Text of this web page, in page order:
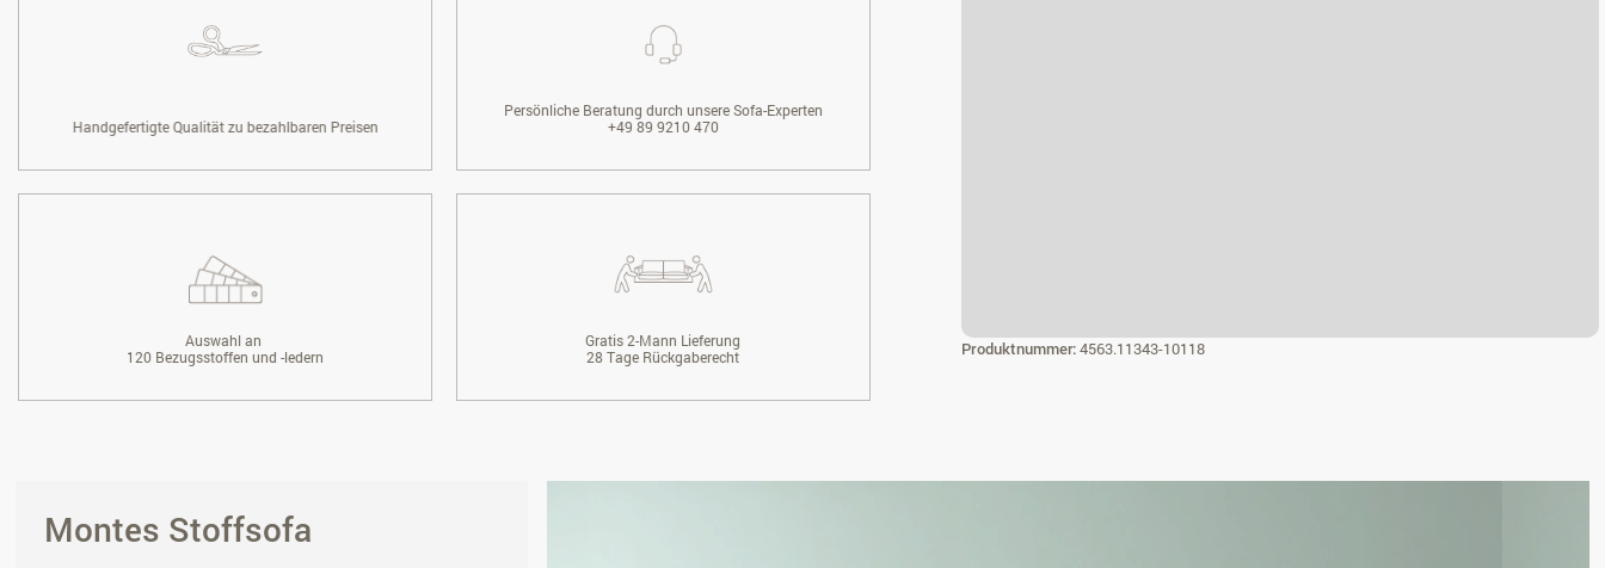
Produktnummer:4563.11343-10118
Handgefertigte Qualität zu bezahlbaren Preisen
Persönliche Beratung durch unsere Sofa-Experten
+49 89 9210 470
Auswahl an
120 Bezugsstoffen und -ledern
Gratis 2-Mann Lieferung
28 Tage Rückgaberecht
Montes Stoffsofa